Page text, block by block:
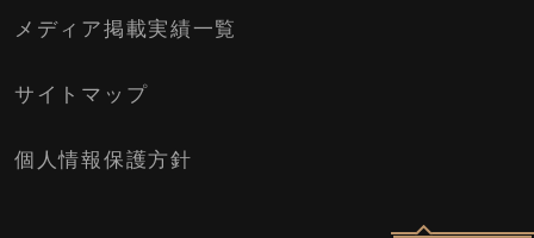
メディア掲載実績一覧
サイトマップ
個人情報保護方針